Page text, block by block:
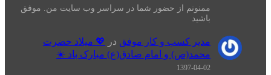
ممنونم از حضور شما در سراسر وب سایت من. موفق
باشید
مدیر کسب و کار موفق در
💖 میلاد حضرت
محمد(ص) و امام صادق(ع) مبارک باد ☀️
1397-04-02